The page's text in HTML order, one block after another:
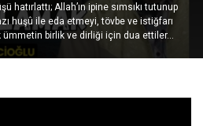
hatırlattı; Allah’ın ipine sımsıkı tutunup
huşû ile eda etmeyi, tövbe ve istiğfarı
birlik ve dirliği için dua ettiler...